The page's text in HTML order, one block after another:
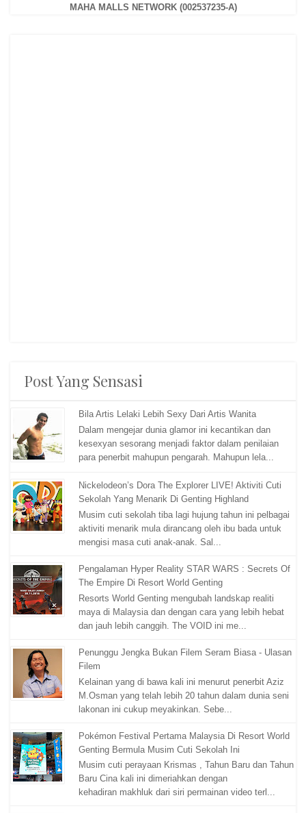
MAHA MALLS NETWORK (002537235-A)
Post Yang Sensasi
Bila Artis Lelaki Lebih Sexy Dari Artis Wanita
Dalam mengejar dunia glamor ini kecantikan dan
kesexyan sesorang menjadi faktor dalam penilaian
para penerbit mahupun pengarah. Mahupun lela...
Nickelodeon’s Dora The Explorer LIVE! Aktiviti Cuti
Sekolah Yang Menarik Di Genting Highland
Musim cuti sekolah tiba lagi hujung tahun ini pelbagai
aktiviti menarik mula dirancang oleh ibu bada untuk
mengisi masa cuti anak-anak. Sal...
Pengalaman Hyper Reality STAR WARS : Secrets Of
The Empire Di Resort World Genting
Resorts World Genting mengubah landskap realiti
maya di Malaysia dan dengan cara yang lebih hebat
dan jauh lebih canggih. The VOID ini me...
Penunggu Jengka Bukan Filem Seram Biasa - Ulasan
Filem
Kelainan yang di bawa kali ini menurut penerbit Aziz
M.Osman yang telah lebih 20 tahun dalam dunia seni
lakonan ini cukup meyakinkan. Sebe...
Pokémon Festival Pertama Malaysia Di Resort World
Genting Bermula Musim Cuti Sekolah Ini
Musim cuti perayaan Krismas , Tahun Baru dan Tahun
Baru Cina kali ini dimeriahkan dengan
kehadiran makhluk dari siri permainan video terl...